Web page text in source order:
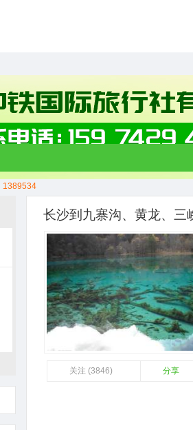
1389534
长沙到九寨沟、黄龙、三
关注 (3846) 分享